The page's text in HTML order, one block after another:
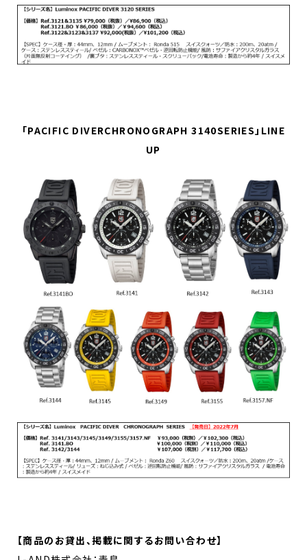
「PACIFIC DIVERCHRONOGRAPH 3140SERIES」LINE
UP
【商品のお貸出、掲載に関するお問い合わせ】